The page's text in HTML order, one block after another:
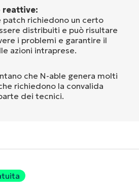
reattive:
patch richiedono un certo
distribuiti e può risultare
i problemi e garantire il
azioni intraprese.
che N-able genera molti
richiedono la convalida
dei tecnici.